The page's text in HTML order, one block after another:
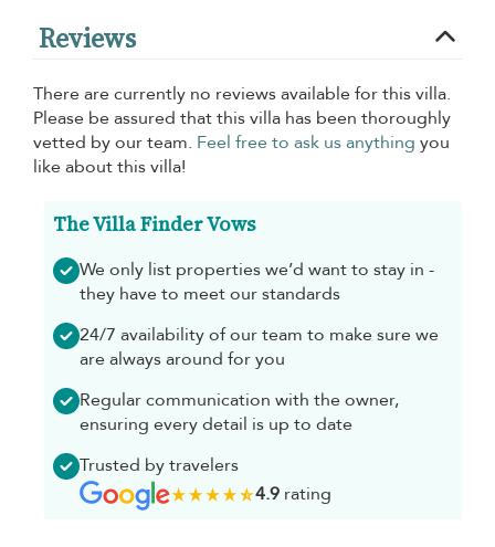
Reviews
There are currently no reviews available for this villa.
Please be assured that this villa has been thoroughly
vetted by our team. Feel free to ask us anything you
like about this villa!
The Villa Finder Vows
We only list properties we’d want to stay in -
they have to meet our standards
24/7 availability of our team to make sure we
are always around for you
Regular communication with the owner,
ensuring every detail is up to date
Trusted by travelers
4.9rating